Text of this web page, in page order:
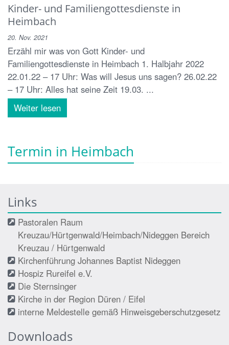
Kinder- und Familiengottesdienste in
Heimbach
20. Nov. 2021
Erzähl mir was von Gott Kinder- und
Familiengottesdienste in Heimbach 1. Halbjahr 2022
22.01.22 – 17 Uhr: Was will Jesus uns sagen? 26.02.22
– 17 Uhr: Alles hat seine Zeit 19.03. ...
Weiter lesen
Termin in Heimbach
Links
Pastoralen Raum
Kreuzau/Hürtgenwald/Heimbach/Nideggen Bereich
Kreuzau / Hürtgenwald
Kirchenführung Johannes Baptist Nideggen
Hospiz Rureifel e.V.
Die Sternsinger
Kirche in der Region Düren / Eifel
interne Meldestelle gemäß Hinweisgeberschutzgesetz
Downloads